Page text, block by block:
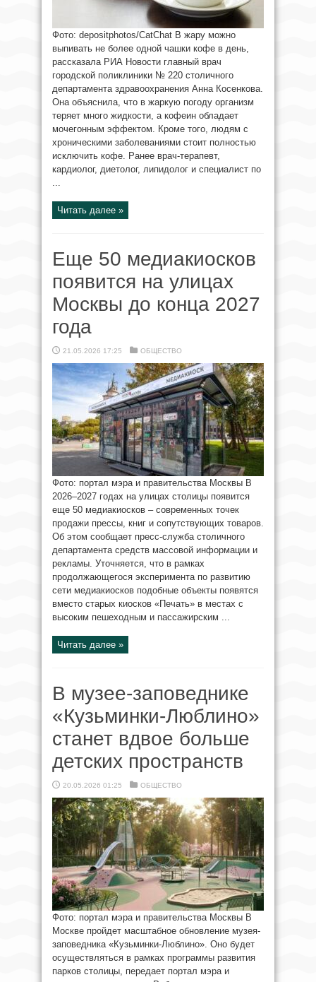
Фото: depositphotos/CatChat В жару можно
выпивать не более одной чашки кофе в день,
рассказала РИА Новости главный врач
городской поликлиники № 220 столичного
департамента здравоохранения Анна Косенкова.
Она объяснила, что в жаркую погоду организм
теряет много жидкости, а кофеин обладает
мочегонным эффектом. Кроме того, людям с
хроническими заболеваниями стоит полностью
исключить кофе. Ранее врач-терапевт,
кардиолог, диетолог, липидолог и специалист по
...
Читать далее »
Еще 50 медиакиосков
появится на улицах
Москвы до конца 2027
года
21.05.2026 17:25 ОБЩЕСТВО
Фото: портал мэра и правительства Москвы В
2026–2027 годах на улицах столицы появится
еще 50 медиакиосков – современных точек
продажи прессы, книг и сопутствующих товаров.
Об этом сообщает пресс-служба столичного
департамента средств массовой информации и
рекламы. Уточняется, что в рамках
продолжающегося эксперимента по развитию
сети медиакиосков подобные объекты появятся
вместо старых киосков «Печать» в местах с
высоким пешеходным и пассажирским ...
Читать далее »
В музее-заповеднике
«Кузьминки-Люблино»
станет вдвое больше
детских пространств
20.05.2026 01:25 ОБЩЕСТВО
Фото: портал мэра и правительства Москвы В
Москве пройдет масштабное обновление музея-
заповедника «Кузьминки-Люблино». Оно будет
осуществляться в рамках программы развития
парков столицы, передает портал мэра и